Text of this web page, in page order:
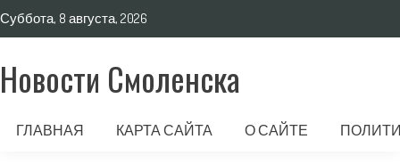
Суббота, 8 августа, 2026
Новости Смоленска
ГЛАВНАЯ КАРТА САЙТА О САЙТЕ